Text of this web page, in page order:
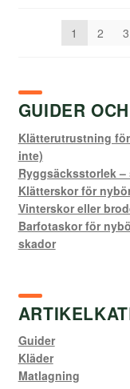
1 2 3
GUIDER
Klätterutrustning
inte)
Ryggsäcksstorlek
Klätterskor för
Vinterskor eller
Barfotaskor för
skador
Guider
Kläder
Matlagning